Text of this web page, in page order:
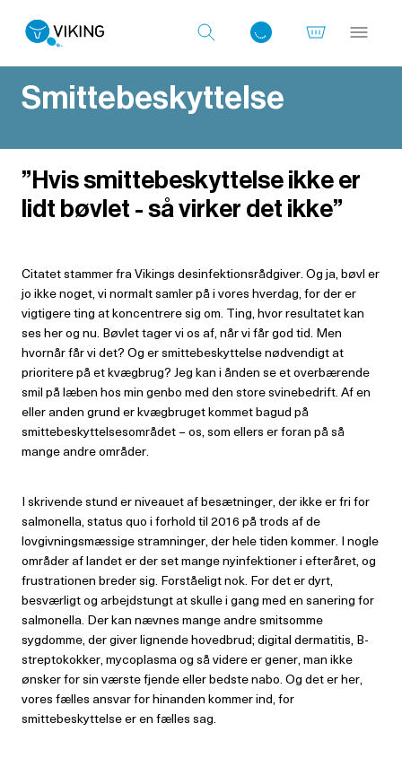
Smittebeskyttelse
”Hvis smittebeskyttelse ikke er
lidt bøvlet - så virker det ikke”
Citatet stammer fra Vikings desinfektionsrådgiver. Og ja, bøvl er
jo ikke noget, vi normalt samler på i vores hverdag, for der er
vigtigere ting at koncentrere sig om. Ting, hvor resultatet kan
ses her og nu. Bøvlet tager vi os af, når vi får god tid. Men
hvornår får vi det? Og er smittebeskyttelse nødvendigt at
prioritere på et kvægbrug? Jeg kan i ånden se et overbærende
smil på læben hos min genbo med den store svinebedrift. Af en
eller anden grund er kvægbruget kommet bagud på
smittebeskyttelsesområdet – os, som ellers er foran på så
mange andre områder.
I skrivende stund er niveauet af besætninger, der ikke er fri for
salmonella, status quo i forhold til 2016 på trods af de
lovgivningsmæssige stramninger, der hele tiden kommer. I nogle
områder af landet er der set mange nyinfektioner i efteråret, og
frustrationen breder sig. Forståeligt nok. For det er dyrt,
besværligt og arbejdstungt at skulle i gang med en sanering for
salmonella. Der kan nævnes mange andre smitsomme
sygdomme, der giver lignende hovedbrud; digital dermatitis, B-
streptokokker, mycoplasma og så videre er gener, man ikke
ønsker for sin værste fjende eller bedste nabo. Og det er her,
vores fælles ansvar for hinanden kommer ind, for
smittebeskyttelse er en fælles sag.